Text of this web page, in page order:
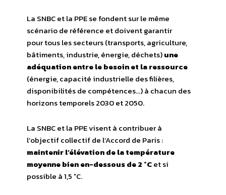
La SNBC et la PPE se fondent sur le même
scénario de référence et doivent garantir
pour tous les secteurs (transports, agriculture,
bâtiments, industrie, énergie, déchets)une
adéquation entre le besoin et la ressource
(énergie, capacité industrielle des filières,
disponibilités de compétences…) à chacun des
horizons temporels 2030 et 2050.
La SNBC et la PPE visent à contribuer à
l’objectif collectif de l’Accord de Paris :
maintenir l’élévation de la température
moyenne bien en-dessous de 2 °Cet si
possible à 1,5 °C.